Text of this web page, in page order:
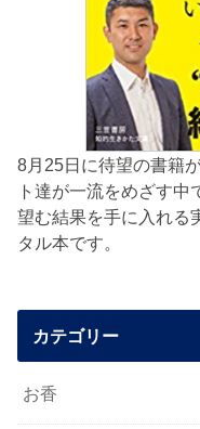
8月25日に待望の書籍
ト達が一流をめざす中
望む結果を手に入れる
タル本です。
カテゴリー
お香